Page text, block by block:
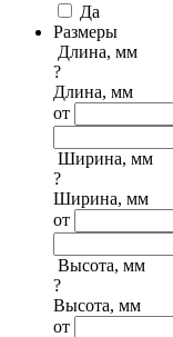
Да
Размеры
Длина, мм
?
Длина, мм
от
Ширина, мм
?
Ширина, мм
от
Высота, мм
?
Высота, мм
от